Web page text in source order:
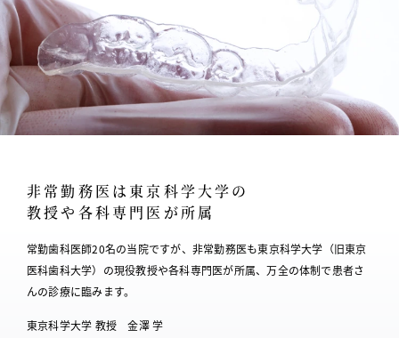
非常勤務医は東京科学大学の
教授や各科専門医が所属
常勤歯科医師20名の当院ですが、非常勤務医も東京科学大学（旧東京
医科歯科大学）の現役教授や各科専門医が所属、万全の体制で患者さ
んの診療に臨みます。
東京科学大学 教授 金澤 学